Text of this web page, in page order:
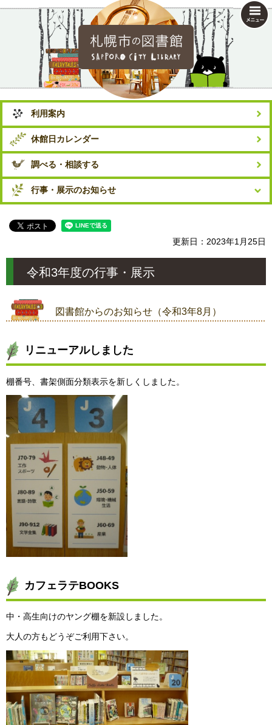
利用案内
休館日カレンダー
調べる・相談する
行事・展示のお知らせ
更新日：2023年1月25日
令和3年度の行事・展示
図書館からのお知らせ（令和3年8月）
リニューアルしました
棚番号、書架側面分類表示を新しくしました。
カフェラテBOOKS
中・高生向けのヤング棚を新設しました。
大人の方もどうぞご利用下さい。